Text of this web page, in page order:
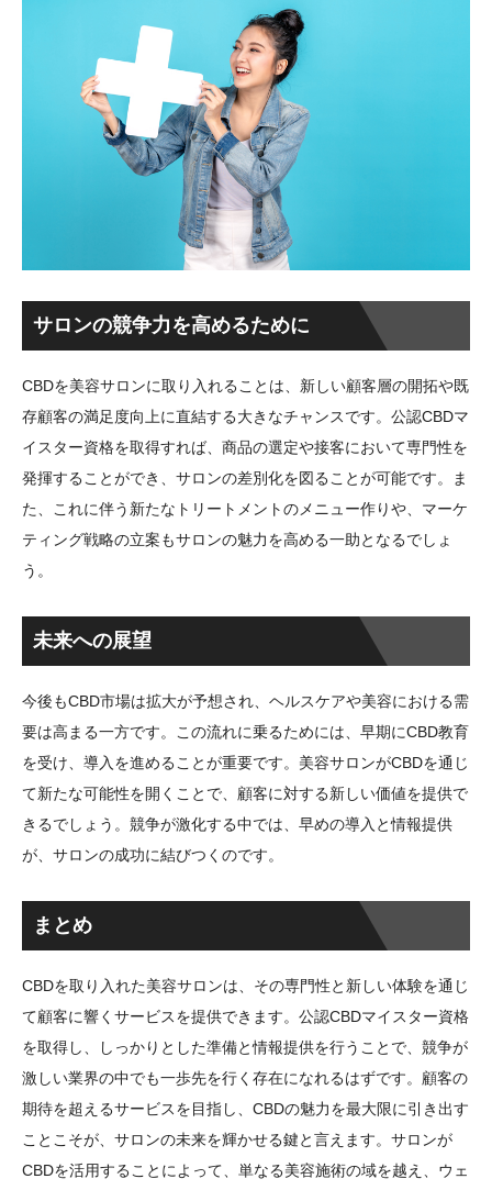
サロンの競争力を高めるために
CBDを美容サロンに取り入れることは、新しい顧客層の開拓や既
存顧客の満足度向上に直結する大きなチャンスです。公認CBDマ
イスター資格を取得すれば、商品の選定や接客において専門性を
発揮することができ、サロンの差別化を図ることが可能です。ま
た、これに伴う新たなトリートメントのメニュー作りや、マーケ
ティング戦略の立案もサロンの魅力を高める一助となるでしょ
う。
未来への展望
今後もCBD市場は拡大が予想され、ヘルスケアや美容における需
要は高まる一方です。この流れに乗るためには、早期にCBD教育
を受け、導入を進めることが重要です。美容サロンがCBDを通じ
て新たな可能性を開くことで、顧客に対する新しい価値を提供で
きるでしょう。競争が激化する中では、早めの導入と情報提供
が、サロンの成功に結びつくのです。
まとめ
CBDを取り入れた美容サロンは、その専門性と新しい体験を通じ
て顧客に響くサービスを提供できます。公認CBDマイスター資格
を取得し、しっかりとした準備と情報提供を行うことで、競争が
激しい業界の中でも一歩先を行く存在になれるはずです。顧客の
期待を超えるサービスを目指し、CBDの魅力を最大限に引き出す
ことこそが、サロンの未来を輝かせる鍵と言えます。サロンが
CBDを活用することによって、単なる美容施術の域を越え、ウェ